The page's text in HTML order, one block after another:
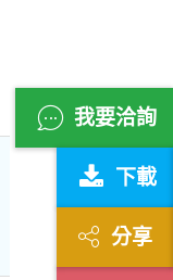
我要洽詢
下載
分享